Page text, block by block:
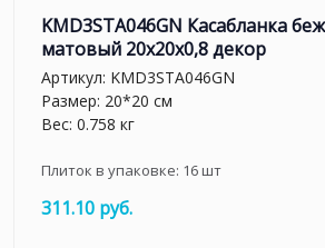
KMD3STA046GN Касабланка
матовый 20x20x0,8 декор
Артикул: KMD3STA046GN
Размер: 20*20 см
Вес: 0.758 кг
Плиток в упаковке: 16шт
311.10 руб.